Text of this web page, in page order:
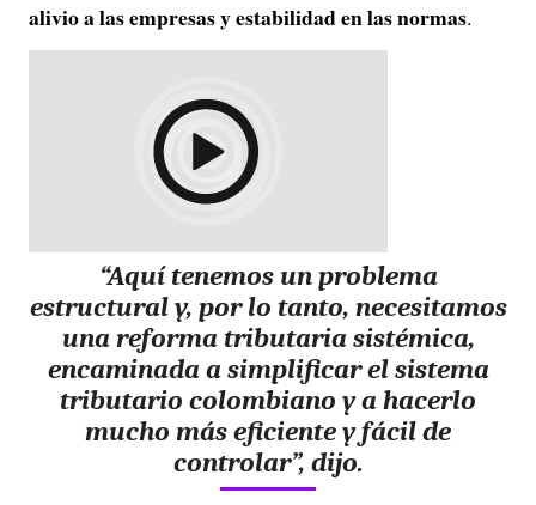
alivio a las empresas y estabilidad en las normas.
“Aquí tenemos un problema
estructural y, por lo tanto, necesitamos
una reforma tributaria sistémica,
encaminada a simplificar el sistema
tributario colombiano y a hacerlo
mucho más eficiente y fácil de
controlar”, dijo.